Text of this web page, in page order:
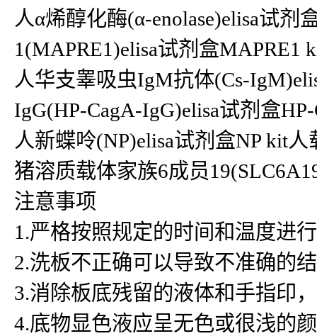
人α烯醇化酶(α-enolase)elisa试剂
1(MAPRE1)elisa试剂盒MAPRE1
人华支睾吸虫IgM抗体(Cs-
IgG(HP-CagA-IgG)elisa试剂盒
人新蝶呤(NP)elisa试剂盒NP kit
猪溶质载体家族6成员
注意事项
1.严格按照规定的时间和温度进
2.洗板不正确可以导致不准确的
3.消除板底残留的液体和手指印
4.底物显色液应呈无色或很浅的